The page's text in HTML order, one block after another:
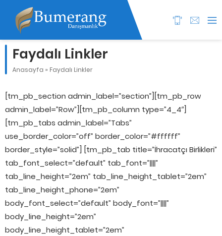
Faydalı Linkler
Anasayfa » Faydalı Linkler
[tm_pb_section admin_label=”section”][tm_pb_row
admin_label=”Row”][tm_pb_column type=”4_4″]
[tm_pb_tabs admin_label=”Tabs”
use_border_color=”off” border_color=”#ffffff”
border_style=”solid”] [tm_pb_tab title=”İhracatçı Birlikleri”
tab_font_select=”default” tab_font=”||||”
tab_line_height=”2em” tab_line_height_tablet=”2em”
tab_line_height_phone=”2em”
body_font_select=”default” body_font=”||||”
body_line_height=”2em”
body_line_height_tablet=”2em”